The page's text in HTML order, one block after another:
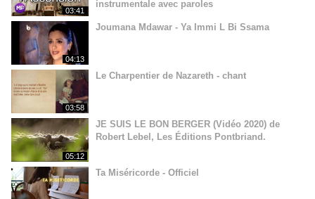
03:41
instrumentale avec paroles
04:13
Joumana Mdawar - Ya Immi L Bi Ssama
03:58
Le Charpentier de Nazareth - chant
05:12
JE SUIS LE BON BERGER (Vidéo 2020) de
Robert Lebel, Les Éditions Pontbriand.
Ta Miséricorde - Officiel